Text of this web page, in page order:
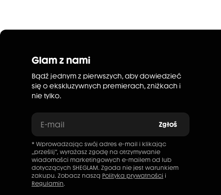
Glam z nami
Bądź jednym z pierwszych, aby dowiedzieć
się o ekskluzywnych premierach, zniżkach i
nie tylko.
E-mail Zgłoś
* Wprowadzając swój adres e-mail i klikając
„prześlij”, wyrażasz zgodę na otrzymywanie
wiadomości marketingowych e-mailem od lub
dotyczących SHEGLAM. Zgoda nie jest warunkiem
zakupu. Zobacz naszą Polityka prywatności i
Regulamin.